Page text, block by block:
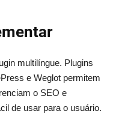
multilíngue. Plugins
e Weglot permitem
o SEO e
de usar para o usuário.